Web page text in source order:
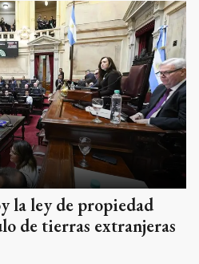
la ley de propiedad
de tierras extranjeras